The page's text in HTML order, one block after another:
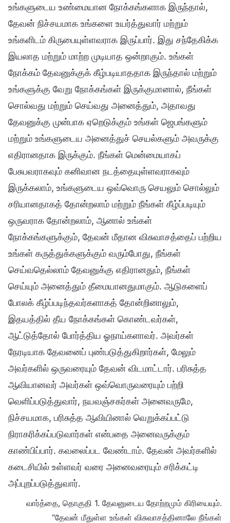
உங்களுடைய உண்மையான நோக்கங்களாக இருந்தால்,
தேவன் நிச்சயமாக உங்களை உயர்த்துவார் மற்றும்
உங்களிடம் கிருபையுள்ளவராக இருப்பார். இது சந்தேகிக்க
இயலாத மற்றும் மாற்ற முடியாத ஒன்றாகும். உங்கள்
நோக்கம் தேவனுக்குக் கீழ்படியாததாக இருந்தால் மற்றும்
உங்களுக்கு வேறு நோக்கங்கள் இருக்குமானால், நீங்கள்
சொல்வது மற்றும் செய்வது அனைத்தும், அதாவது
தேவனுக்கு முன்பாக ஏறெடுக்கும் உங்கள் ஜெபங்களும்
மற்றும் உங்களுடைய அனைத்துச் செயல்களும் அவருக்கு
எதிரானதாக இருக்கும். நீங்கள் மென்மையாகப்
பேசுபவராகவும் கனிவான நடத்தையுள்ளவராகவும்
இருக்கலாம், உங்களுடைய ஒவ்வொரு செயலும் சொல்லும்
சரியானதாகத் தோன்றலாம் மற்றும் நீங்கள் கீழ்ப்படியும்
ஒருவராக தோன்றலாம், ஆனால் உங்கள்
நோக்கங்களுக்கும், தேவன் மீதான விசுவாசத்தைப் பற்றிய
உங்கள் கருத்துக்களுக்கும் வரும்போது, நீங்கள்
செய்வதெல்லாம் தேவனுக்கு எதிரானதும், நீங்கள்
செய்யும் அனைத்தும் தீமையானதுமாகும். ஆடுகளைப்
போலக் கீழ்ப்படிந்தவர்களாகத் தோன்றினாலும்,
இதயத்தில் தீய நோக்கங்கள் கொண்டவர்கள்,
ஆட்டுத்தோல் போர்த்திய ஓநாய்களாவர். அவர்கள்
நேரடியாக தேவனைப் புண்படுத்துகிறார்கள், மேலும்
அவர்களில் ஒருவரையும் தேவன் விடமாட்டார். பரிசுத்த
ஆவியானவர் அவர்கள் ஒவ்வொருவரையும் பற்றி
வெளிப்படுத்துவார், நயவஞ்சகர்கள் அனைவருமே,
நிச்சயமாக, பரிசுத்த ஆவியினால் வெறுக்கப்பட்டு
நிராகரிக்கப்படுவார்கள் என்பதை அனைவருக்கும்
காண்பிப்பார். கவலைப்பட வேண்டாம். தேவன் அவர்களில்
கடைசியில் உள்ளவர் வரை அனைவரையும் சரிக்கட்டி
அப்புறப்படுத்துவார்.
வார்த்தை, தொகுதி 1. தேவனுடைய தோற்றமும் கிரியையும்.
“தேவன் மீதுள்ள உங்கள் விசுவாசத்தினாலே நீங்கள்